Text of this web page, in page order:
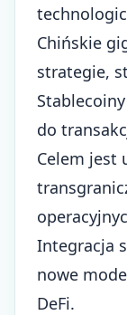
Chińskie
strategie,
do
Celem jest
Integracja
nowe
DeFi.